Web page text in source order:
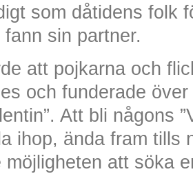
som dåtidens folk
sin partner.
att pojkarna och
och funderade
Att bli någons
ihop, ända fram tills
möjligheten att söka